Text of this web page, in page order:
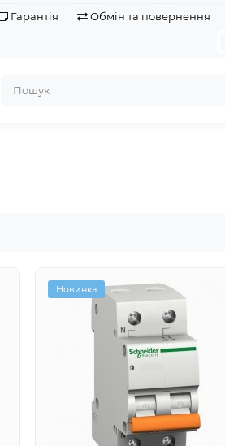
Гарантія Обмін та повернення
Новинка